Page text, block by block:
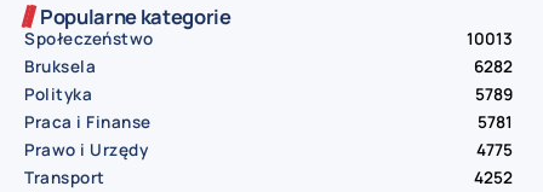
Popularne kategorie
Społeczeństwo
10013
Bruksela
6282
Polityka
5789
Praca i Finanse
5781
Prawo i Urzędy
4775
Transport
4252